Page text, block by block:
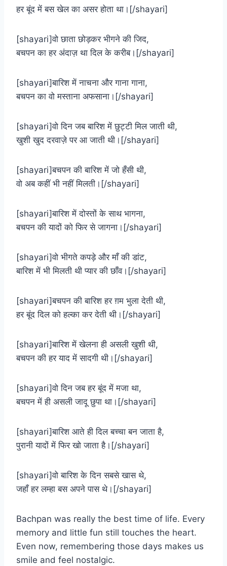
हर बूंद में बस खेल का असर होता था।[/shayari]
[shayari]वो छाता छोड़कर भीगने की जिद,
बचपन का हर अंदाज़ था दिल के करीब।[/shayari]
[shayari]बारिश में नाचना और गाना गाना,
बचपन का वो मस्ताना अफसाना।[/shayari]
[shayari]वो दिन जब बारिश में छुट्टी मिल जाती थी,
खुशी खुद दरवाज़े पर आ जाती थी।[/shayari]
[shayari]बचपन की बारिश में जो हँसी थी,
वो अब कहीं भी नहीं मिलती।[/shayari]
[shayari]बारिश में दोस्तों के साथ भागना,
बचपन की यादों को फिर से जागना।[/shayari]
[shayari]वो भीगते कपड़े और माँ की डांट,
बारिश में भी मिलती थी प्यार की छाँव।[/shayari]
[shayari]बचपन की बारिश हर ग़म भुला देती थी,
हर बूंद दिल को हल्का कर देती थी।[/shayari]
[shayari]बारिश में खेलना ही असली खुशी थी,
बचपन की हर याद में सादगी थी।[/shayari]
[shayari]वो दिन जब हर बूंद में मजा था,
बचपन में ही असली जादू छुपा था।[/shayari]
[shayari]बारिश आते ही दिल बच्चा बन जाता है,
पुरानी यादों में फिर खो जाता है।[/shayari]
[shayari]वो बारिश के दिन सबसे खास थे,
जहाँ हर लम्हा बस अपने पास थे।[/shayari]
Bachpan was really the best time of life. Every
memory and little fun still touches the heart.
Even now, remembering those days makes us
smile and feel nostalgic.